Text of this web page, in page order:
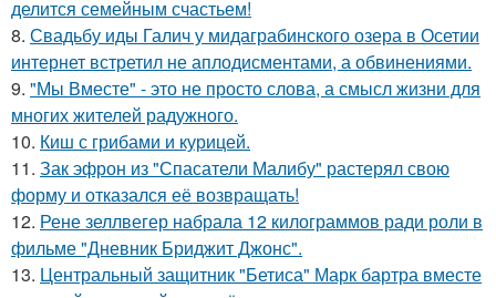
делится семейным счастьем!
8. Свадьбу иды Галич у мидаграбинского озера в Осетии
интернет встретил не аплодисментами, а обвинениями.
9. "Мы Вместе" - это не просто слова, а смысл жизни для
многих жителей радужного.
10. Киш с грибами и курицей.
11. Зак эфрон из "Спасатели Малибу" растерял свою
форму и отказался её возвращать!
12. Рене зеллвегер набрала 12 килограммов ради роли в
фильме "Дневник Бриджит Джонс".
13. Центральный защитник "Бетиса" Марк бартра вместе